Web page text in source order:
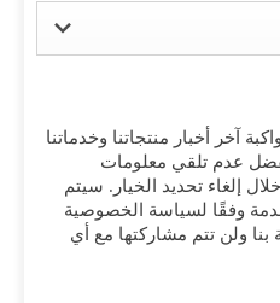
آخر أخبار منتجاتنا وخدماتنا
عدم تلقي معلومات
إلغاء تحديد الخيار. سيتم
وفقًا لسياسة الخصوصية
ولن تتم مشاركتها مع أي